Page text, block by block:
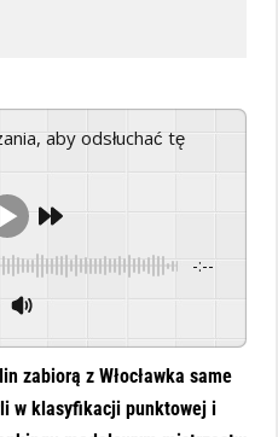
-:--
zabiorą z Włocławka same
w klasyfikacji punktowej i